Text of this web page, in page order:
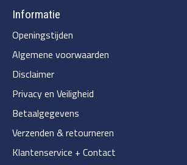
Informatie
Openingstijden
Algemene voorwaarden
Disclaimer
Privacy en Veiligheid
Betaalgegevens
Verzenden & retourneren
Klantenservice + Contact